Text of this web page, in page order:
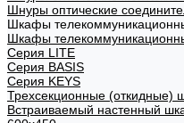
Шнуры оптические
Шкафы
Шкафы
Cерия LITE
Cерия BASIS
Cерия KEYS
Трехсекционные (откидные)
Встраиваемый настенный